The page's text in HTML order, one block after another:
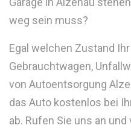
weg sein muss?
Egal welchen Zustand
Gebrauchtwagen,
von Autoentsorgung
das Auto kostenlos bei
ab. Rufen Sie uns an